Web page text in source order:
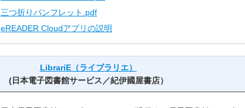
三つ折りパンフレット.pdf
eREADER Cloudアプリの説明
LibrariE（ライブラリエ）
(日本電子図書館サービス／紀伊國屋書店）